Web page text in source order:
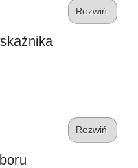
Rozwiń
Rozwiń